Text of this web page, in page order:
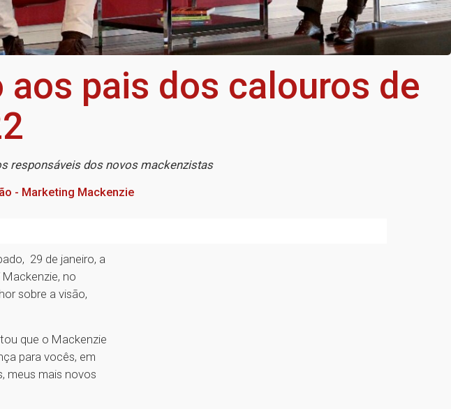
pais dos calouros de
responsáveis dos novos mackenzistas
- Marketing Mackenzie
29 de janeiro, a
no
sobre a visão,
que o Mackenzie
para vocês, em
meus mais novos